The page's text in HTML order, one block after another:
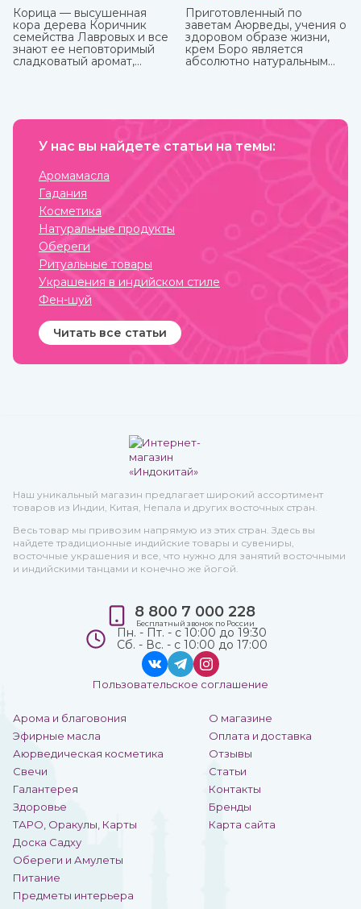
Корица — высушенная
кора дерева Коричник
семейства Лавровых и все
знают ее неповторимый
сладковатый аромат,
используется и для
употребления сахара и
полезна как в виде
сыпучей пряности, так и в
качестве эфирного масла.
Приобрести их вы можете
в интернет-магазине
ИндоКитай с доставкой по
России.
Приготовленный по
заветам Аюрведы, учения о
здоровом образе жизни,
крем Боро является
абсолютно натуральным
антибактериальные и
свойства, благодаря
У нас вы найдете статьи на темы:
Аромамасла
Гадания
Косметика
Натуральные продукты
Обереги
Ритуальные товары
Украшения в индийском стиле
Фен-шуй
Читать все статьи
Наш уникальный магазин предлагает широкий ассортимент
товаров из Индии, Китая, Непала и других восточных стран.
Весь товар мы привозим напрямую из этих стран. Здесь вы
найдете традиционные индийские товары и сувениры,
восточные украшения и все, что нужно для занятий восточными
и индийскими танцами и конечно же йогой.
Арома и благовония
Эфирные масла
Аюрведическая косметика
Свечи
Галантерея
Здоровье
ТАРО, Оракулы, Карты
Доска Садху
Обереги и Амулеты
Питание
Предметы интерьера
О магазине
Оплата и доставка
Отзывы
Статьи
Контакты
Бренды
Карта сайта
8 800 7 000 228
Бесплатный звонок по России
Пн. - Пт. - с 10:00 до 19:30
Сб. - Вс. - с 10:00 до 17:00
Пользовательское соглашение